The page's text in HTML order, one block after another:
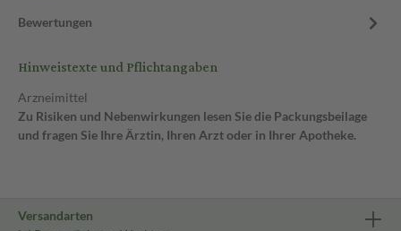
Bewertungen
Hinweistexte und Pflichtangaben
Arzneimittel
Zu Risiken und Nebenwirkungen lesen Sie die Packungsbeilage
und fragen Sie Ihre Ärztin, Ihren Arzt oder in Ihrer Apotheke.
Versandarten